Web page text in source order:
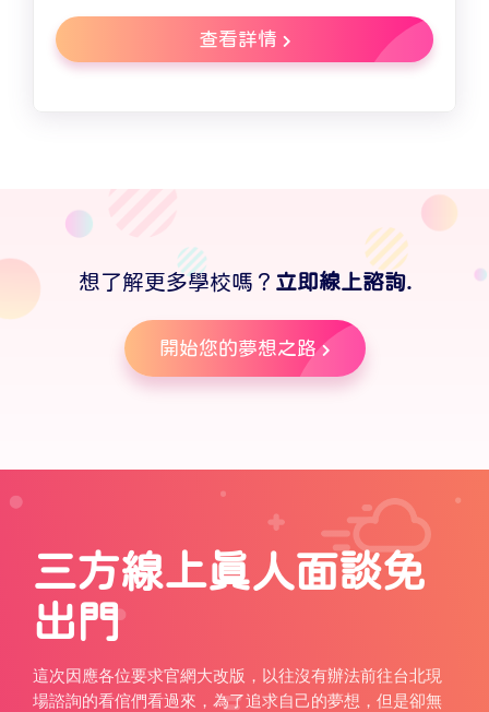
查看詳情
想了解更多學校嗎？ 立即線上諮詢.
開始您的夢想之路
三方線上真人面談免
出門
這次因應各位要求官網大改版，以往沒有辦法前往台北現
場諮詢的看倌們看過來，為了追求自己的夢想，但是卻無